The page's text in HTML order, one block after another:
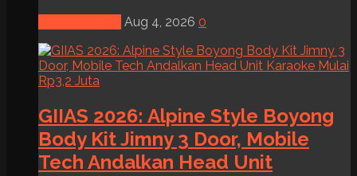
Aug 4, 2026 0
GIIAS 2026: Alpine Style Boyong
Body Kit Jimny 3 Door, Mobile
Tech Andalkan Head Unit